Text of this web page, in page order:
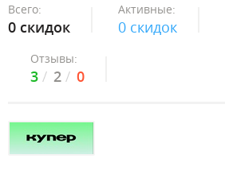
Всего:
0 скидок
Активные:
0 скидок
Отзывы:
3 2 0